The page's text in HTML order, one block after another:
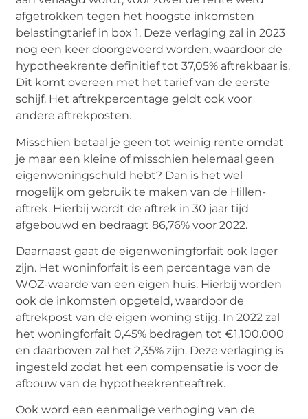
afgetrokken tegen het hoogste inkomsten
belastingtarief in box 1. Deze verlaging zal in 2023
nog een keer doorgevoerd worden, waardoor de
hypotheekrente definitief tot 37,05% aftrekbaar is.
Dit komt overeen met het tarief van de eerste
schijf. Het aftrekpercentage geldt ook voor
andere aftrekposten.
Misschien betaal je geen tot weinig rente omdat
je maar een kleine of misschien helemaal geen
eigenwoningschuld hebt? Dan is het wel
mogelijk om gebruik te maken van de Hillen-
aftrek. Hierbij wordt de aftrek in 30 jaar tijd
afgebouwd en bedraagt 86,76% voor 2022.
Daarnaast gaat de eigenwoningforfait ook lager
zijn. Het woninforfait is een percentage van de
WOZ-waarde van een eigen huis. Hierbij worden
ook de inkomsten opgeteld, waardoor de
aftrekpost van de eigen woning stijg. In 2022 zal
het woningforfait 0,45% bedragen tot €1.100.000
en daarboven zal het 2,35% zijn. Deze verlaging is
ingesteld zodat het een compensatie is voor de
afbouw van de hypotheekrenteaftrek.
Ook word een eenmalige verhoging van de